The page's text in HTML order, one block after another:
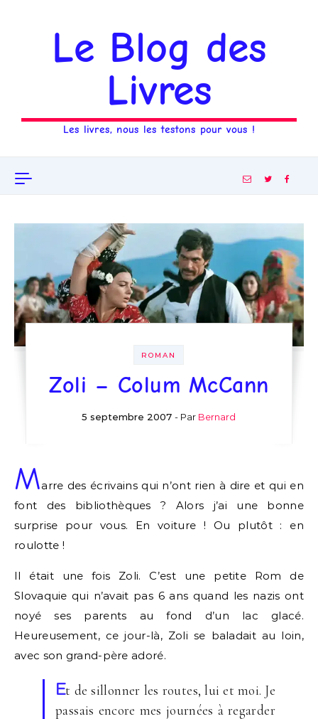
Le Blog des
Livres
Les livres, nous les testons pour vous !
ROMAN
Zoli – Colum McCann
5 septembre 2007 - Par Bernard
Marre des écrivains qui n’ont rien à dire et qui en
font des bibliothèques ? Alors j’ai une bonne
surprise pour vous. En voiture ! Ou plutôt : en
roulotte !
Il était une fois Zoli. C’est une petite Rom de
Slovaquie qui n’avait pas 6 ans quand les nazis ont
noyé ses parents au fond d’un lac glacé.
Heureusement, ce jour-là, Zoli se baladait au loin,
avec son grand-père adoré.
Et de sillonner les routes, lui et moi. Je
passais encore mes journées à regarder